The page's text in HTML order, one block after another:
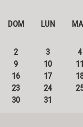
DOM LUN
2
3 4
9
10 11
16
17
23
24
30
31